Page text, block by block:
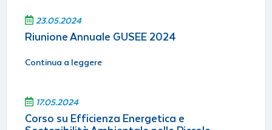
23.05.2024
Riunione Annuale GUSEE 2024
Continua a leggere
17.05.2024
Corso su Efficienza Energetica e